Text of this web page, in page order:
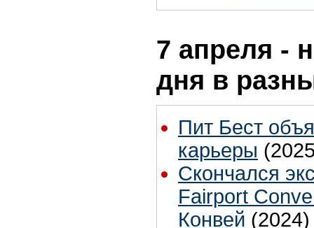
7 апреля -
дня в
Пит Бест
карьеры
Скончался
Fairport
Конвей (2024)